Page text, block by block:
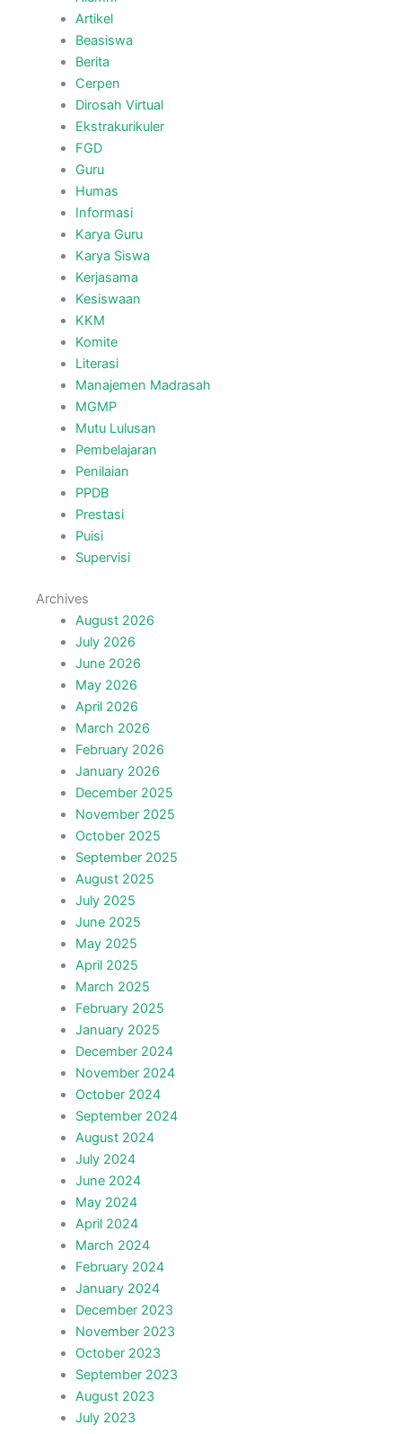
Artikel
Beasiswa
Berita
Cerpen
Dirosah Virtual
Ekstrakurikuler
FGD
Guru
Humas
Informasi
Karya Guru
Karya Siswa
Kerjasama
Kesiswaan
KKM
Komite
Literasi
Manajemen Madrasah
MGMP
Mutu Lulusan
Pembelajaran
Penilaian
PPDB
Prestasi
Puisi
Supervisi
Archives
August 2026
July 2026
June 2026
May 2026
April 2026
March 2026
February 2026
January 2026
December 2025
November 2025
October 2025
September 2025
August 2025
July 2025
June 2025
May 2025
April 2025
March 2025
February 2025
January 2025
December 2024
November 2024
October 2024
September 2024
August 2024
July 2024
June 2024
May 2024
April 2024
March 2024
February 2024
January 2024
December 2023
November 2023
October 2023
September 2023
August 2023
July 2023